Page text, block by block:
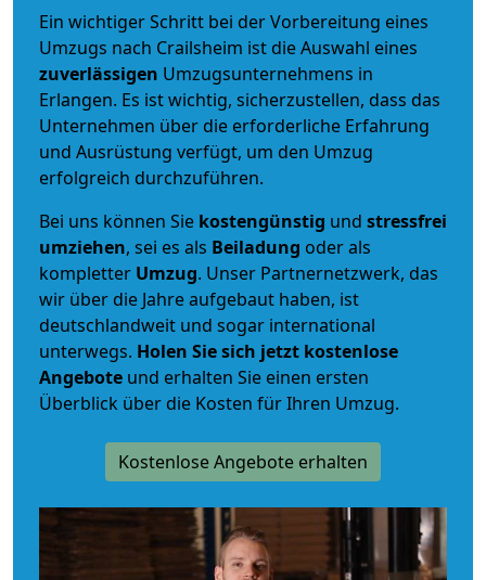
Ein wichtiger Schritt bei der Vorbereitung eines
Umzugs nach Crailsheim ist die Auswahl eines
zuverlässigen Umzugsunternehmens in
Erlangen. Es ist wichtig, sicherzustellen, dass das
Unternehmen über die erforderliche Erfahrung
und Ausrüstung verfügt, um den Umzug
erfolgreich durchzuführen.
Bei uns können Sie kostengünstig und stressfrei
umziehen, sei es als Beiladung oder als
kompletter Umzug. Unser Partnernetzwerk, das
wir über die Jahre aufgebaut haben, ist
deutschlandweit und sogar international
unterwegs. Holen Sie sich jetzt kostenlose
Angebote und erhalten Sie einen ersten
Überblick über die Kosten für Ihren Umzug.
Kostenlose Angebote erhalten